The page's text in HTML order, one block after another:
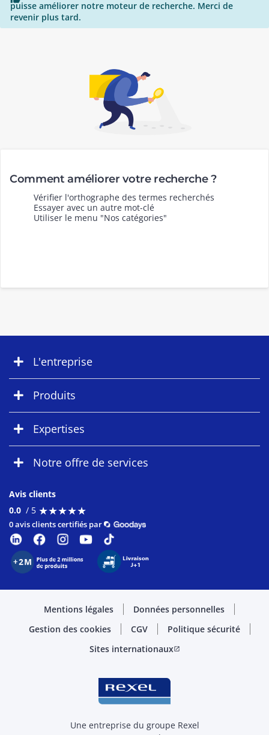
puisse améliorer notre moteur de recherche. Merci de
revenir plus tard.
Comment améliorer votre recherche ?
Vérifier l'orthographe des termes recherchés
Essayer avec un autre mot-clé
Utiliser le menu "Nos catégories"
L'entreprise
Produits
Expertises
Notre offre de services
Avis clients
0.0 / 5 ★★★★★
★★★★★
0 avis clients certifiés par
Mentions légales
Données personnelles
Gestion des cookies
CGV
Politique sécurité
Sites internationauxopen_in_new
Une entreprise du groupe Rexel